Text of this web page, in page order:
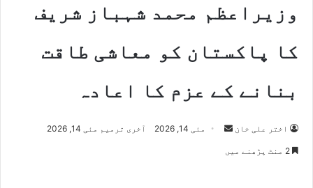
وزیراعظم محمد شہباز شریف
کا پاکستان کو معاشی طاقت
بنانے کے عزم کا اعادہ
اختر علی خان
Send مئی 14, 2026 آخری ترمیم مئی 14, 2026